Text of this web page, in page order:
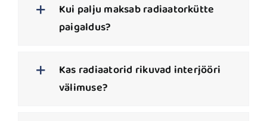
Kui palju maksab radiaatorkütte
paigaldus?
Kas radiaatorid rikuvad interjööri
välimuse?